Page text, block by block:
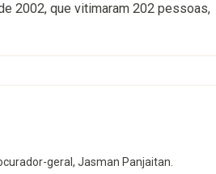
2002, que vitimaram 202 pessoas,
geral, Jasman Panjaitan.